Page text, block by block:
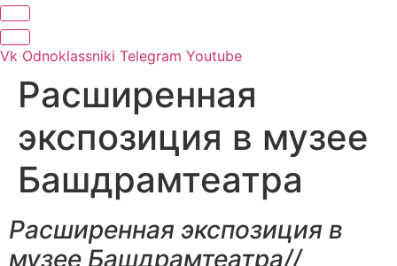
Vk Odnoklassniki Telegram Youtube
Расширенная
экспозиция в музее
Башдрамтеатра
Расширенная экспозиция в
музее Башдрамтеатра//